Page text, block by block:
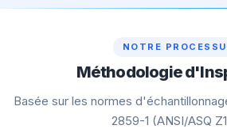
NOTRE
Méthodologie
Basée sur les normes
2859-1 (ANSI/ASQ